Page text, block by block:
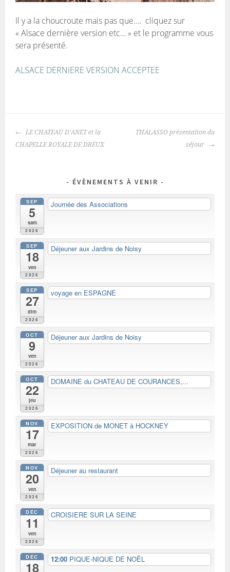
Il y a la choucroute mais pas que…. cliquez sur
« Alsace dernière version etc… » et le programme vous
sera présenté.
ALSACE DERNIERE VERSION ACCEPTEE
NAVIGATION
DES
LE CHATEAU D’ANET et la
CHAPELLE ROYALE DE DREUX
THALASSO présentation du
séjour
ÉVÈNEMENTS À VENIR
SEP
5
sam
2026
Journée des Associations
SEP
18
ven
2026
Déjeuner aux Jardins de Noisy
SEP
27
dim
2026
voyage en ESPAGNE
OCT
9
ven
2026
Déjeuner aux Jardins de Noisy
OCT
22
jeu
2026
DOMAINE du CHATEAU DE COURANCES,...
NOV
17
mar
2026
EXPOSITION de MONET à HOCKNEY
NOV
20
ven
2026
Déjeuner au restaurant
DÉC
11
ven
2026
CROISIERE SUR LA SEINE
DÉC
18
12:00 PIQUE-NIQUE DE NOËL